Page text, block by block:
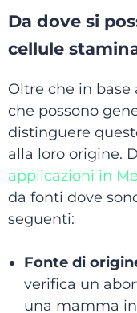
Da dove si
cellule
Oltre che in
che possono
distinguere
alla loro origine.
applicazioni in
da fonti dove
seguenti:
Fonte di
verifica un
una mamma